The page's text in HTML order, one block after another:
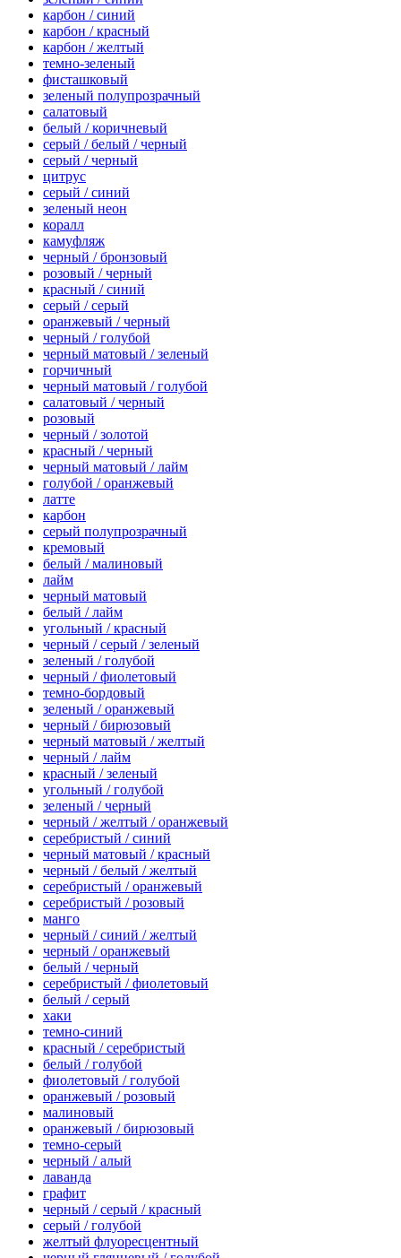
карбон / синий
карбон / красный
карбон / желтый
темно-зеленый
фисташковый
зеленый полупрозрачный
салатовый
белый / коричневый
серый / белый / черный
серый / черный
цитрус
серый / синий
зеленый неон
коралл
камуфляж
черный / бронзовый
розовый / черный
красный / синий
серый / серый
оранжевый / черный
черный / голубой
черный матовый / зеленый
горчичный
черный матовый / голубой
салатовый / черный
розовый
черный / золотой
красный / черный
черный матовый / лайм
голубой / оранжевый
латте
карбон
серый полупрозрачный
кремовый
белый / малиновый
лайм
черный матовый
белый / лайм
угольный / красный
черный / серый / зеленый
зеленый / голубой
черный / фиолетовый
темно-бордовый
зеленый / оранжевый
черный / бирюзовый
черный матовый / желтый
черный / лайм
красный / зеленый
угольный / голубой
зеленый / черный
черный / желтый / оранжевый
серебристый / синий
черный матовый / красный
черный / белый / желтый
серебристый / оранжевый
серебристый / розовый
манго
черный / синий / желтый
черный / оранжевый
белый / черный
серебристый / фиолетовый
белый / серый
хаки
темно-синий
красный / серебристый
белый / голубой
фиолетовый / голубой
оранжевый / розовый
малиновый
оранжевый / бирюзовый
темно-серый
черный / алый
лаванда
графит
черный / серый / красный
серый / голубой
желтый флуоресцентный